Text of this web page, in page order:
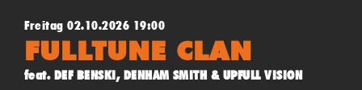
INFOS
SUCHE
Freitag 02.10.2026 19:00
FULLTUNE CLAN
feat. DEF BENSKI, DENHAM SMITH & UPFULL VISION